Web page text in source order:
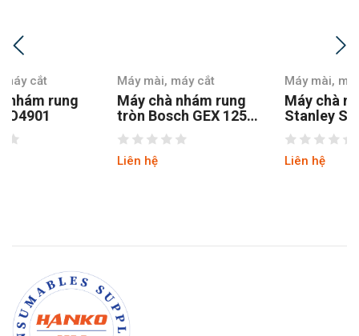
Máy mài, máy cắt
Máy chà nhám rung
tròn Bosch GEX 125-1
Máy mài, máy cắt
Máy chà nhám
Stanley SSS310-B1